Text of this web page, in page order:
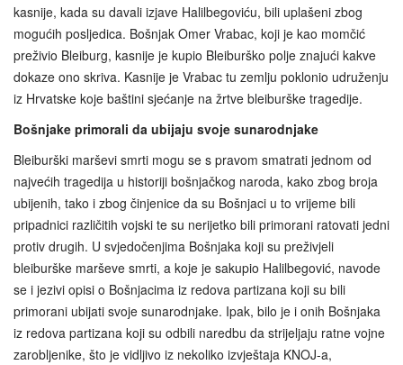
kasnije, kada su davali izjave Halilbegoviću, bili uplašeni zbog
mogućih posljedica. Bošnjak Omer Vrabac, koji je kao momčić
preživio Bleiburg, kasnije je kupio Bleiburško polje znajući kakve
dokaze ono skriva. Kasnije je Vrabac tu zemlju poklonio udruženju
iz Hrvatske koje baštini sjećanje na žrtve bleiburške tragedije.
Bošnjake primorali da ubijaju svoje sunarodnjake
Bleiburški marševi smrti mogu se s pravom smatrati jednom od
najvećih tragedija u historiji bošnjačkog naroda, kako zbog broja
ubijenih, tako i zbog činjenice da su Bošnjaci u to vrijeme bili
pripadnici različitih vojski te su nerijetko bili primorani ratovati jedni
protiv drugih. U svjedočenjima Bošnjaka koji su preživjeli
bleiburške marševe smrti, a koje je sakupio Halilbegović, navode
se i jezivi opisi o Bošnjacima iz redova partizana koji su bili
primorani ubijati svoje sunarodnjake. Ipak, bilo je i onih Bošnjaka
iz redova partizana koji su odbili naredbu da strijeljaju ratne vojne
zarobljenike, što je vidljivo iz nekoliko izvještaja KNOJ-a,